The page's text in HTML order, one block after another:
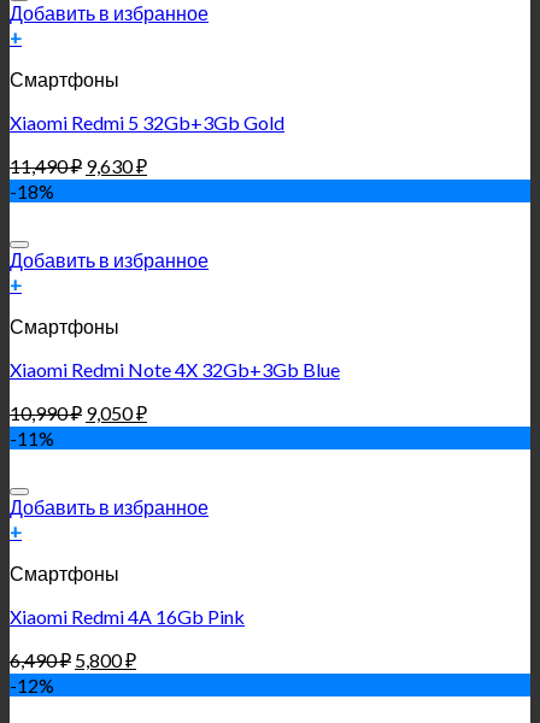
Добавить в избранное
+
Смартфоны
Xiaomi Redmi 5 32Gb+3Gb Gold
11,490₽ 9,630₽
-18%
Добавить в избранное
+
Смартфоны
Xiaomi Redmi Note 4X 32Gb+3Gb Blue
10,990₽ 9,050₽
-11%
Добавить в избранное
+
Смартфоны
Xiaomi Redmi 4A 16Gb Pink
6,490₽ 5,800₽
-12%